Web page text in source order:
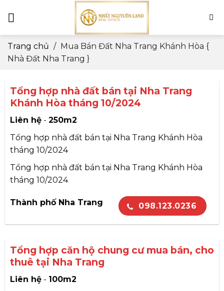
Trang chủ / Mua Bán Đất Nha Trang Khánh Hòa {
Nhà Đất Nha Trang }
Tổng hợp nhà đất bán tại Nha Trang
Khánh Hòa tháng 10/2024
Liên hệ- 250m2
Tổng hợp nhà đất bán tại Nha Trang Khánh Hòa
tháng 10/2024
Tổng hợp nhà đất bán tại Nha Trang Khánh Hòa
tháng 10/2024
Thành phố Nha Trang 098.123.0236
Tổng hợp căn hộ chung cư mua bán, cho
thuê tại Nha Trang
Liên hệ- 100m2